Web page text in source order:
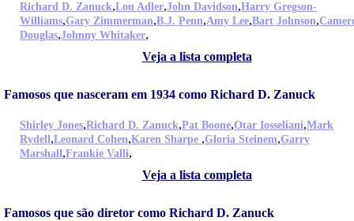
Richard D. Zanuck,Lou Adler,John Davidson,Harry Gregson-
Williams,Gary Zimmerman,B.J. Penn,Amy Lee,Bart Johnson,
Douglas,Johnny Whitaker,
Veja a lista completa
Famosos que nasceram em 1934 como Richard D. Zanuck
Shirley Jones,Richard D. Zanuck,Pat Boone,Otar Iosseliani,Mark
Rydell,Leonard Cohen,Karen Sharpe ,Gloria Steinem,Garry
Marshall,Frankie Valli,
Veja a lista completa
Famosos que são diretor como Richard D. Zanuck